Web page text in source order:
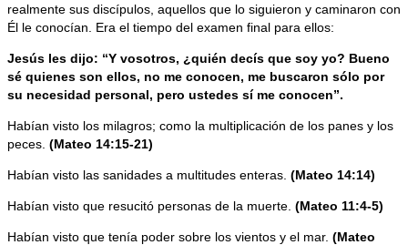
realmente sus discípulos, aquellos que lo siguieron y caminaron con
Él le conocían. Era el tiempo del examen final para ellos:
Jesús les dijo: “Y vosotros, ¿quién decís que soy yo? Bueno
sé quienes son ellos, no me conocen, me buscaron sólo por
su necesidad personal, pero ustedes sí me conocen”.
Habían visto los milagros; como la multiplicación de los panes y los
peces. (Mateo 14:15-21)
Habían visto las sanidades a multitudes enteras. (Mateo 14:14)
Habían visto que resucitó personas de la muerte. (Mateo 11:4-5)
Habían visto que tenía poder sobre los vientos y el mar. (Mateo